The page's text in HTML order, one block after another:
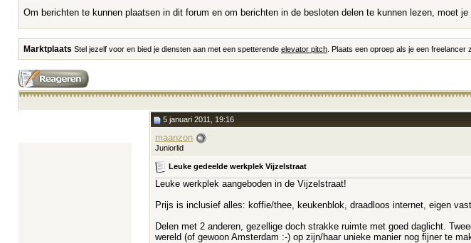
Om berichten te kunnen plaatsen in dit forum en om berichten in de besloten delen te kunnen lezen, moet
Marktplaats Stel jezelf voor en bied je diensten aan met een spetterende elevator pitch . Plaats een oproep als je een
5 januari 2011, 19:16
maanzon
Juniorlid
Leuke gedeelde werkplek Vijzelstraat
Leuke werkplek aangeboden in de Vijzelstraat!
Prijs is inclusief alles: koffie/thee, keukenblok, draadloos internet, eigen
Delen met 2 anderen, gezellige doch strakke ruimte met goed daglicht.
wereld (of gewoon Amsterdam :-) op zijn/haar unieke manier nog fijner te